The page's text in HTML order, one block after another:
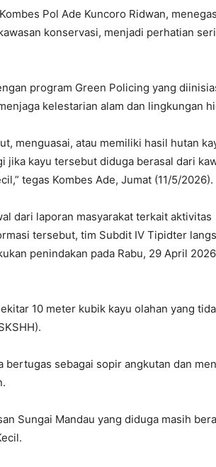
Pol Ade Kuncoro Ridwan,
konservasi, menjadi perhatian
program Green Policing yang
kelestarian alam dan lingkungan
menguasai, atau memiliki hasil hutan
jika kayu tersebut diduga berasal dari
tegas Kombes Ade, Jumat (11/5/2026).
dari laporan masyarakat terkait aktivitas
tersebut, tim Subdit IV Tipidter
penindakan pada Rabu, 29 April
10 meter kubik kayu olahan yang
bertugas sebagai sopir angkutan dan
Sungai Mandau yang diduga masih